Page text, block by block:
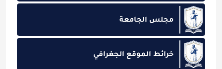
مجلس الجامعة
خرائط الموقع الجغرافي